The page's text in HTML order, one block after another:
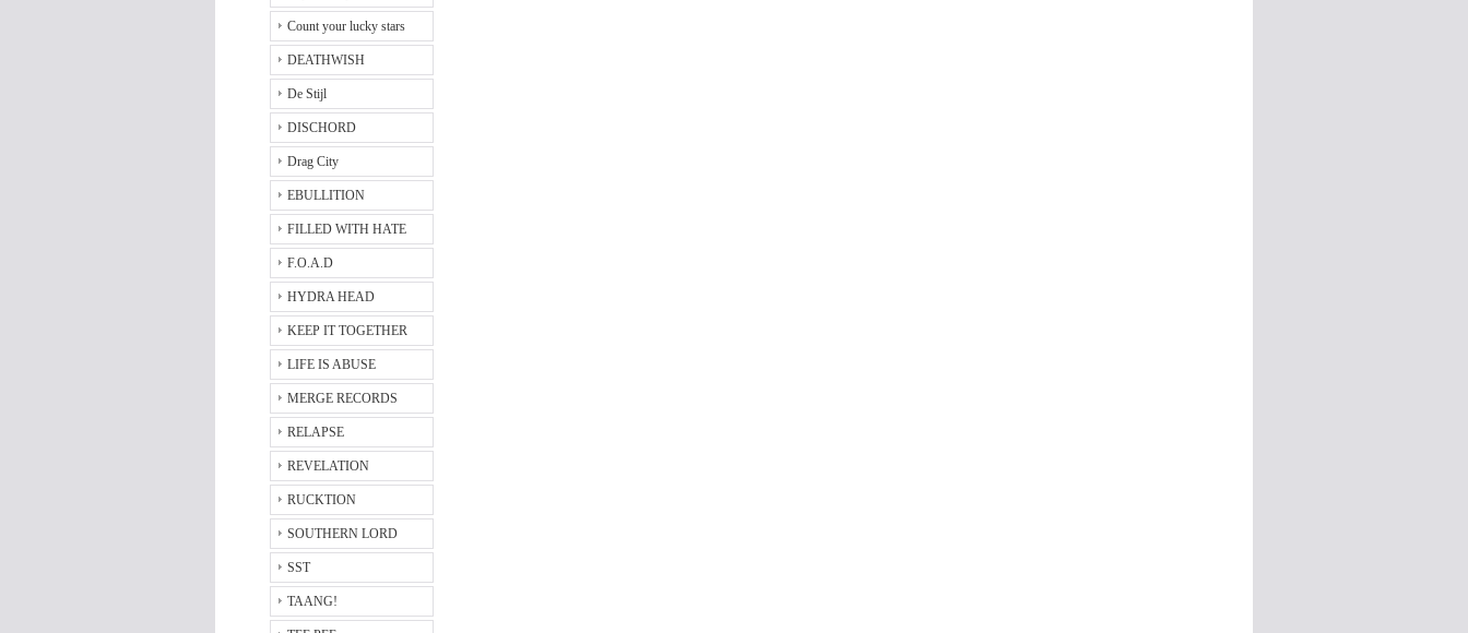
Count your lucky stars
DEATHWISH
De Stijl
DISCHORD
Drag City
EBULLITION
FILLED WITH HATE
F.O.A.D
HYDRA HEAD
KEEP IT TOGETHER
LIFE IS ABUSE
MERGE RECORDS
RELAPSE
REVELATION
RUCKTION
SOUTHERN LORD
SST
TAANG!